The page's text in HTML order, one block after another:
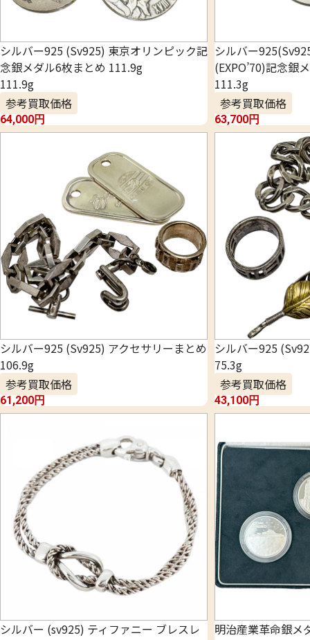
シルバー925 (Sv925) 東京オリンピック記
念銀メダル6枚まとめ 111.9g
111.9g
参考買取価格
64,000円
シルバー
(EXPO’70)記念銀
111.3g
参考買取価格
63,700円
シルバー925 (Sv925) アクセサリーまとめ
106.9g
参考買取価格
61,200円
シルバー925
75.3g
参考買取価格
43,100円
シルバー (sv925) ティファニー ブレスレ
明治産業革命銀メ